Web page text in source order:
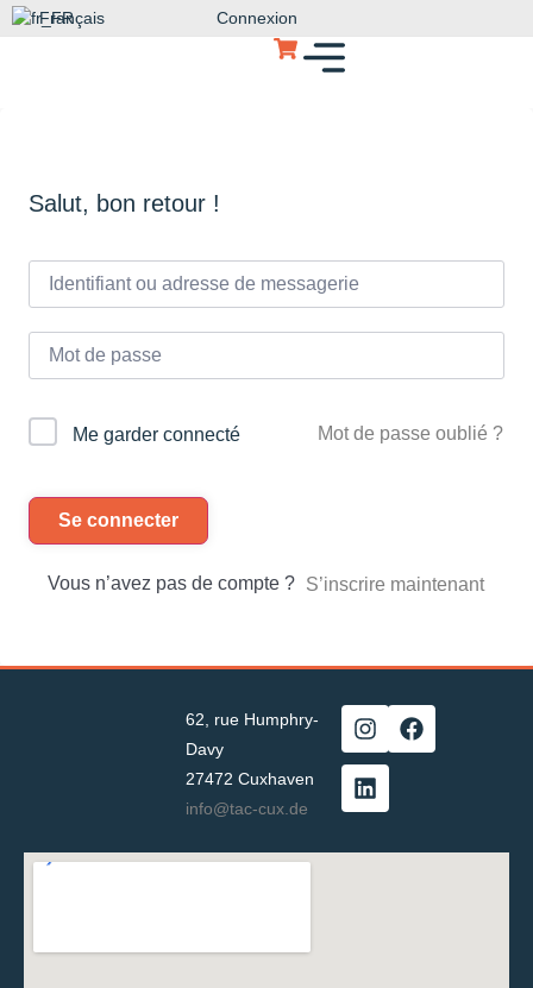
Français Connexion
Salut, bon retour !
Me garder connecté Mot de passe oublié ?
Se connecter
Vous n’avez pas de compte ? S’inscrire maintenant
62, rue Humphry-
Davy
27472 Cuxhaven
info@tac-cux.de